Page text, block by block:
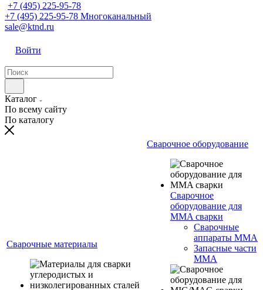
+7 (495) 225-95-78
+7 (495) 225-95-78 Многоканальный
sale@ktnd.ru
Войти
Каталог
По всему сайту
По каталогу
Сварочные материалы
Сварочное оборудование
Сварочное
оборудование для
MMA сварки
Сварочные
аппараты MMA
Запасные части
MMA